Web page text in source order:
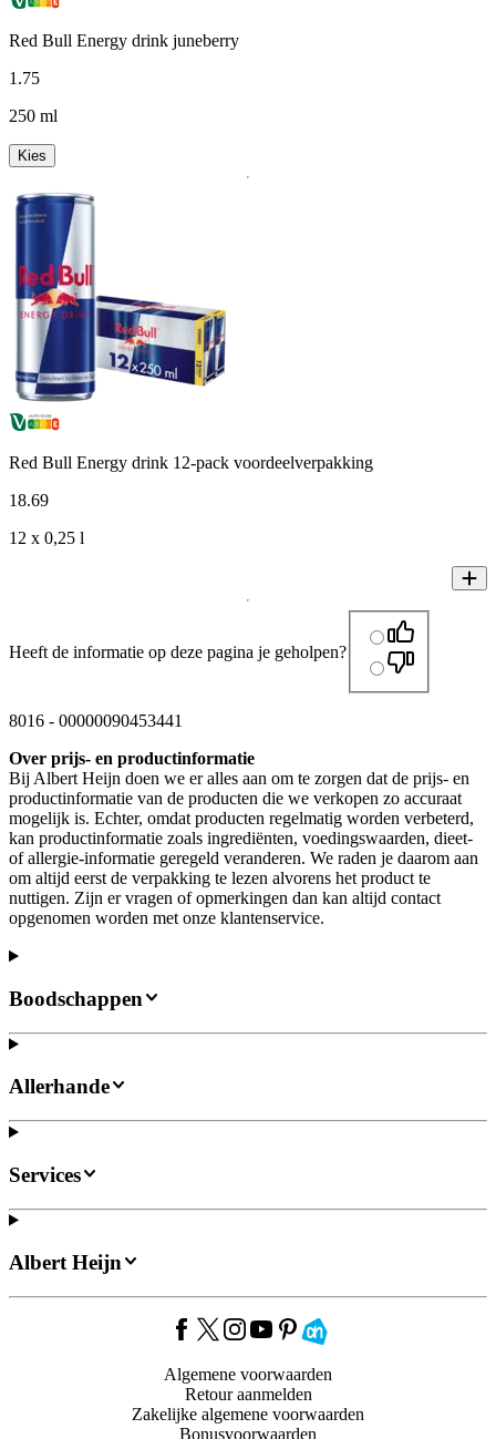
Red Bull Energy drink juneberry
1 .75
250 ml
Kies
Red Bull Energy drink 12-pack voordeelverpakking
18.69
12 x 0,25 l
Heeft de informatie op deze pagina je geholpen?
8016 - 00000090453441
Over prijs- en productinformatie
Bij Albert Heijn doen we er alles aan om te zorgen dat de prijs- en
productinformatie van de producten die we verkopen zo accuraat
mogelijk is. Echter, omdat producten regelmatig worden verbeterd,
kan productinformatie zoals ingrediënten, voedingswaarden, dieet-
of allergie-informatie geregeld veranderen. We raden je daarom aan
om altijd eerst de verpakking te lezen alvorens het product te
nuttigen. Zijn er vragen of opmerkingen dan kan altijd contact
opgenomen worden met onze klantenservice.
Boodschappen
Allerhande
Services
Albert Heijn
Algemene voorwaarden
Retour aanmelden
Zakelijke algemene voorwaarden
Bonusvoorwaarden